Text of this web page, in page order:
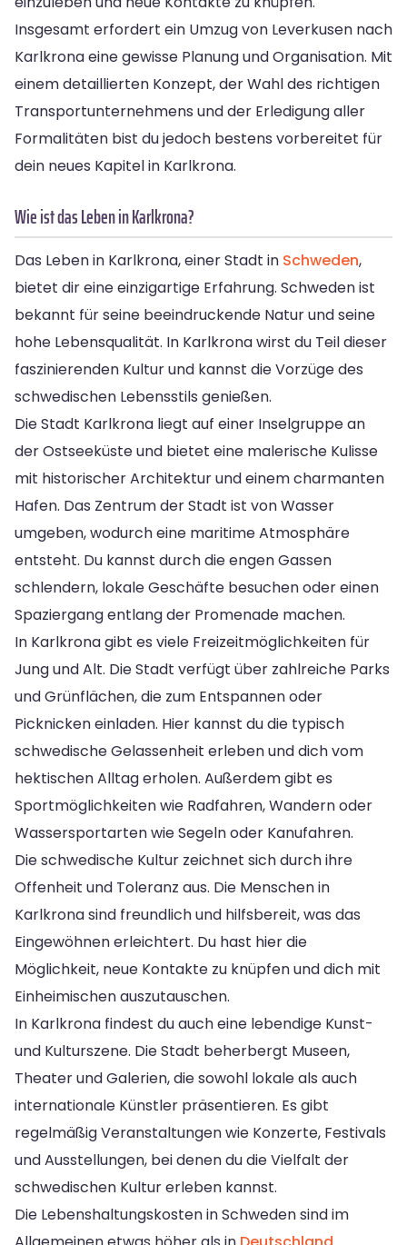
Insgesamt erfordert ein Umzug von Leverkusen nach
Karlkrona eine gewisse Planung und Organisation. Mit
einem detaillierten Konzept, der Wahl des richtigen
Transportunternehmens und der Erledigung aller
Formalitäten bist du jedoch bestens vorbereitet für
dein neues Kapitel in Karlkrona.
Wie ist das Leben in Karlkrona?
Das Leben in Karlkrona, einer Stadt in Schweden,
bietet dir eine einzigartige Erfahrung. Schweden ist
bekannt für seine beeindruckende Natur und seine
hohe Lebensqualität. In Karlkrona wirst du Teil dieser
faszinierenden Kultur und kannst die Vorzüge des
schwedischen Lebensstils genießen.
Die Stadt Karlkrona liegt auf einer Inselgruppe an
der Ostseeküste und bietet eine malerische Kulisse
mit historischer Architektur und einem charmanten
Hafen. Das Zentrum der Stadt ist von Wasser
umgeben, wodurch eine maritime Atmosphäre
entsteht. Du kannst durch die engen Gassen
schlendern, lokale Geschäfte besuchen oder einen
Spaziergang entlang der Promenade machen.
In Karlkrona gibt es viele Freizeitmöglichkeiten für
Jung und Alt. Die Stadt verfügt über zahlreiche Parks
und Grünflächen, die zum Entspannen oder
Picknicken einladen. Hier kannst du die typisch
schwedische Gelassenheit erleben und dich vom
hektischen Alltag erholen. Außerdem gibt es
Sportmöglichkeiten wie Radfahren, Wandern oder
Wassersportarten wie Segeln oder Kanufahren.
Die schwedische Kultur zeichnet sich durch ihre
Offenheit und Toleranz aus. Die Menschen in
Karlkrona sind freundlich und hilfsbereit, was das
Eingewöhnen erleichtert. Du hast hier die
Möglichkeit, neue Kontakte zu knüpfen und dich mit
Einheimischen auszutauschen.
In Karlkrona findest du auch eine lebendige Kunst-
und Kulturszene. Die Stadt beherbergt Museen,
Theater und Galerien, die sowohl lokale als auch
internationale Künstler präsentieren. Es gibt
regelmäßig Veranstaltungen wie Konzerte, Festivals
und Ausstellungen, bei denen du die Vielfalt der
schwedischen Kultur erleben kannst.
Die Lebenshaltungskosten in Schweden sind im